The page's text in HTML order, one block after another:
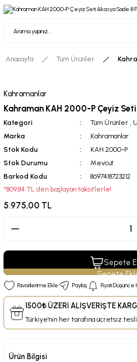
Anasayfa Tüm Ürünler
Kahramanlar
Kahraman KAH 2000-P Çeyiz
Kategori Tüm Ürünler ,
Marka
Kahramanlar
Stok Kodu
KAH 2000-P
Stok Durumu
Mevcut
Barkod Kodu
8697418723212
*809,84 TL den başlayan taksitlerle!
5.975,00 TL
Sepete
Paylaş Fiyatı
1500₺ ÜZERİ ALIŞVERİŞTE
Türkiye'nin her tarafına ücretsiz
Ürün Bilgisi